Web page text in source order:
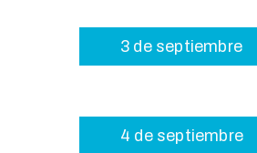
3 de septiembre
4 de septiembre